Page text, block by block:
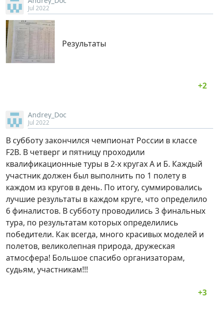
Jul 2022
Результаты
Andrey_Doc
Jul 2022
В субботу закончился чемпионат России в классе
F2B. В четверг и пятницу проходили
квалификационные туры в 2-х кругах А и Б. Каждый
участник должен был выполнить по 1 полету в
каждом из кругов в день. По итогу, суммировались
лучшие результаты в каждом круге, что определило
6 финалистов. В субботу проводились 3 финальных
тура, по результатам которых определились
победители. Как всегда, много красивых моделей и
полетов, великолепная природа, дружеская
атмосфера! Большое спасибо организаторам,
судьям, участникам!!!